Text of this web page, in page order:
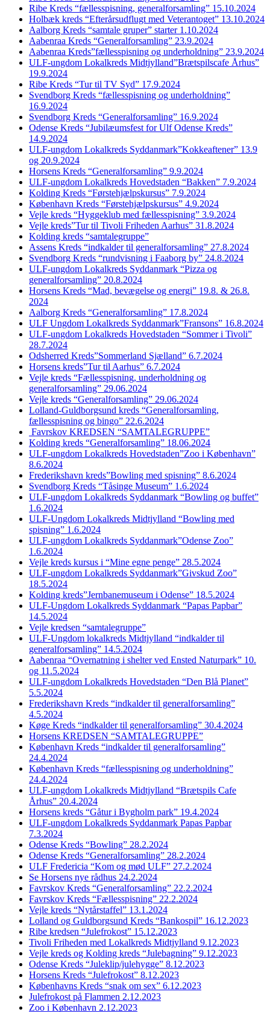
Ribe Kreds “fællesspisning, generalforsamling” 15.10.2024
Holbæk kreds “Efterårsudflugt med Veterantoget” 13.10.2024
Aalborg Kreds “samtale gruper” starter 1.10.2024
Aabenraa Kreds “Generalforsamling” 23.9.2024
Aabenraa Kreds”fællesspisning og underholdning” 23.9.2024
ULF-ungdom Lokalkreds Midtjylland”Brætspilscafe Århus”
19.9.2024
Ribe Kreds “Tur til TV Syd” 17.9.2024
Svendborg Kreds “fællesspisning og underholdning”
16.9.2024
Svendborg Kreds “Generalforsamling” 16.9.2024
Odense Kreds “Jubilæumsfest for Ulf Odense Kreds”
14.9.2024
ULF-ungdom Lokalkreds Syddanmark”Kokkeaftener” 13.9
og 20.9.2024
Horsens Kreds “Generalforsamling” 9.9.2024
ULF-ungdom Lokalkreds Hovedstaden “Bakken” 7.9.2024
Kolding Kreds “Førstehjælpskursus” 7.9.2024
København Kreds “Førstehjælpskursus” 4.9.2024
Vejle kreds “Hyggeklub med fællesspisning” 3.9.2024
Vejle kreds”Tur til Tivoli Friheden Aarhus” 31.8.2024
Kolding kreds “samtalegruppe”
Assens Kreds “indkalder til generalforsamling” 27.8.2024
Svendborg Kreds “rundvisning i Faaborg by” 24.8.2024
ULF-ungdom Lokalkreds Syddanmark “Pizza og
generalforsamling” 20.8.2024
Horsens Kreds “Mad, bevægelse og energi” 19.8. & 26.8.
2024
Aalborg Kreds “Generalforsamling” 17.8.2024
ULF Ungdom Lokalkreds Syddanmark”Fransons” 16.8.2024
ULF-ungdom Lokalkreds Hovedstaden “Sommer i Tivoli”
28.7.2024
Odsherred Kreds”Sommerland Sjælland” 6.7.2024
Horsens kreds”Tur til Aarhus” 6.7.2024
Vejle kreds “Fællesspisning, underholdning og
generalforsamling” 29.06.2024
Vejle kreds “Generalforsamling” 29.06.2024
Lolland-Guldborgsund kreds “Generalforsamling,
fællesspisning og bingo” 22.6.2024
Favrskov KREDSEN “SAMTALEGRUPPE”
Kolding kreds “Generalforsamling” 18.06.2024
ULF-ungdom Lokalkreds Hovedstaden”Zoo i København”
8.6.2024
Frederikshavn kreds”Bowling med spisning” 8.6.2024
Svendborg Kreds “Tåsinge Museum” 1.6.2024
ULF-ungdom Lokalkreds Syddanmark “Bowling og buffet”
1.6.2024
ULF-Ungdom Lokalkreds Midtjylland “Bowling med
spisning” 1.6.2024
ULF-ungdom Lokalkreds Syddanmark”Odense Zoo”
1.6.2024
Vejle kreds kursus i “Mine egne penge” 28.5.2024
ULF-ungdom Lokalkreds Syddanmark”Givskud Zoo”
18.5.2024
Kolding kreds”Jernbanemuseum i Odense” 18.5.2024
ULF-Ungdom Lokalkreds Syddanmark “Papas Papbar”
14.5.2024
Vejle kredsen “samtalegruppe”
ULF-Ungdom lokalkreds Midtjylland “indkalder til
generalforsamling” 14.5.2024
Aabenraa “Overnatning i shelter ved Ensted Naturpark” 10.
og 11.5.2024
ULF-ungdom Lokalkreds Hovedstaden “Den Blå Planet”
5.5.2024
Frederikshavn Kreds “indkalder til generalforsamling”
4.5.2024
Køge Kreds “indkalder til generalforsamling” 30.4.2024
Horsens KREDSEN “SAMTALEGRUPPE”
København Kreds “indkalder til generalforsamling”
24.4.2024
København Kreds “fællesspisning og underholdning”
24.4.2024
ULF-ungdom Lokalkreds Midtjylland “Brætspils Cafe
Århus” 20.4.2024
Horsens kreds “Gåtur i Bygholm park” 19.4.2024
ULF-ungdom Lokalkreds Syddanmark Papas Papbar
7.3.2024
Odense Kreds “Bowling” 28.2.2024
Odense Kreds “Generalforsamling” 28.2.2024
ULF Fredericia “Kom og mød ULF” 27.2.2024
Se Horsens nye rådhus 24.2.2024
Favrskov Kreds “Generalforsamling” 22.2.2024
Favrskov Kreds “Fællesspisning” 22.2.2024
Vejle kreds “Nytårstaffel” 13.1.2024
Lolland og Guldborgsund Kreds “Bankospil” 16.12.2023
Ribe kredsen “Julefrokost” 15.12.2023
Tivoli Friheden med Lokalkreds Midtjylland 9.12.2023
Vejle kreds og Kolding kreds “Julebagning” 9.12.2023
Odense Kreds “Juleklip/julehygge” 8.12.2023
Horsens Kreds “Julefrokost” 8.12.2023
Københavns Kreds “snak om sex” 6.12.2023
Julefrokost på Flammen 2.12.2023
Zoo i København 2.12.2023